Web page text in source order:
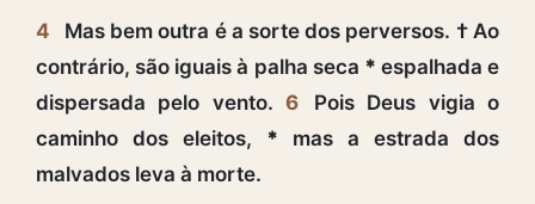
4
Mas bem outra é a sorte dos perversos. † Ao
contrário, são iguais à palha seca * espalhada e
dispersada pelo vento. 6
Pois Deus vigia o
caminho dos eleitos, * mas a estrada dos
malvados leva à morte.